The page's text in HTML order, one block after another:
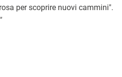
per scoprire nuovi cammini".